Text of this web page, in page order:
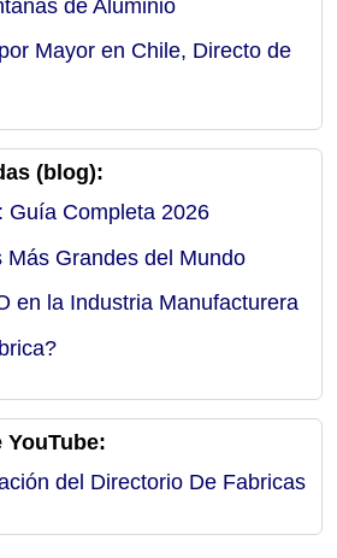
de Aluminio
Mayor en Chile, Directo de
(blog):
Guía Completa 2026
Más Grandes del Mundo
en la Industria Manufacturera
YouTube:
del Directorio De Fabricas